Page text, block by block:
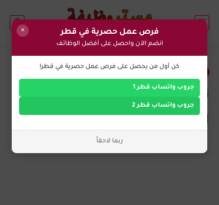
فرص عمل في قطر
احتياجها للتخصصات التالية
× فرص عمل حصرية في قطر
انضم الآن واحصل على أفضل الوظائف
كن أول من يحصل على فرص عمل حصرية في قطر!
جروب واتساب قطر 1
جروب واتساب قطر 2
ربما لاحقاً